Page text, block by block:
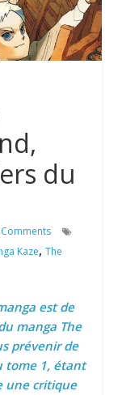
du
Kaze, The
est de
manga The
prévenir de
tome 1, étant
une critique